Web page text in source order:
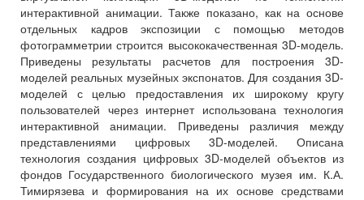
интерактивной анимации. Также показано, как на основе
отдельных кадров экспозиции с помощью методов
фотограмметрии строится высококачественная 3D-модель.
Приведены результаты расчетов для построения 3D-
моделей реальных музейных экспонатов. Для создания 3D-
моделей с целью предоставления их широкому кругу
пользователей через интернет использована технология
интерактивной анимации. Приведены различия между
представлениями цифровых 3D-моделей. Описана
технология создания цифровых 3D-моделей объектов из
фондов Государственного биологического музея им. К.А.
Тимирязева и формирования на их основе средствами